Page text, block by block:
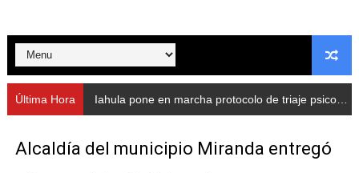
Nevado Gas optimiza servicio residencial en la
Balance semestral impulsa inclusión y atención a
Plan Vacacional Comunitario “Ríe 2026” recorre las
Alcaldía del Municipio Libertador realizó una jornada
Última Hora Iahula pone en marcha protocolo de triaje psicosocial para atender a rescatistas
Alcaldía del municipio Miranda entregó